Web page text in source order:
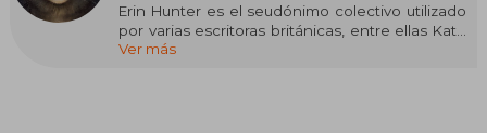
Erin Hunter es el seudónimo colectivo utilizado
por varias escritoras británicas, entre ellas Kate
Cary, Cherith Baldry, Tui Sutherland y bajo la
Ver más